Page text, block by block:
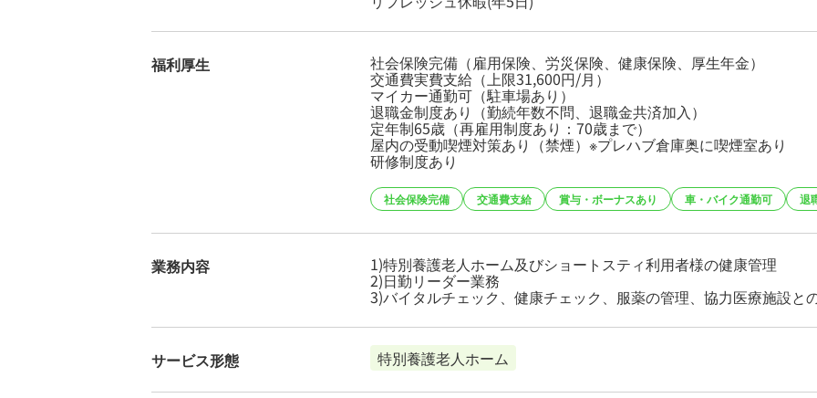
福利厚生 社会保険完備（雇用保険、労災保険、健康保険、厚生年金）
交通費実費支給（上限31,600円/月）
マイカー通勤可（駐車場あり）
退職金制度あり（勤続年数不問、退職金共済加入）
定年制65歳（再雇用制度あり：70歳まで）
屋内の受動喫煙対策あり（禁煙）※プレハブ倉庫奥に喫煙室あり
研修制度あり
社会保険完備 交通費支給 賞与・ボーナスあり 車・バイク通勤可 退
業務内容 1)特別養護老人ホーム及びショートスティ利用者様の健康管理
2)日勤リーダー業務
3)バイタルチェック、健康チェック、服薬の管理、協力医療施設と
サービス形態 特別養護老人ホーム